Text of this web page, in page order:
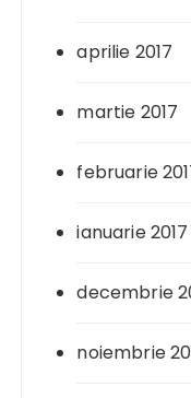
aprilie 2017
martie 2017
februarie
ianuarie 2017
decembrie
noiembrie